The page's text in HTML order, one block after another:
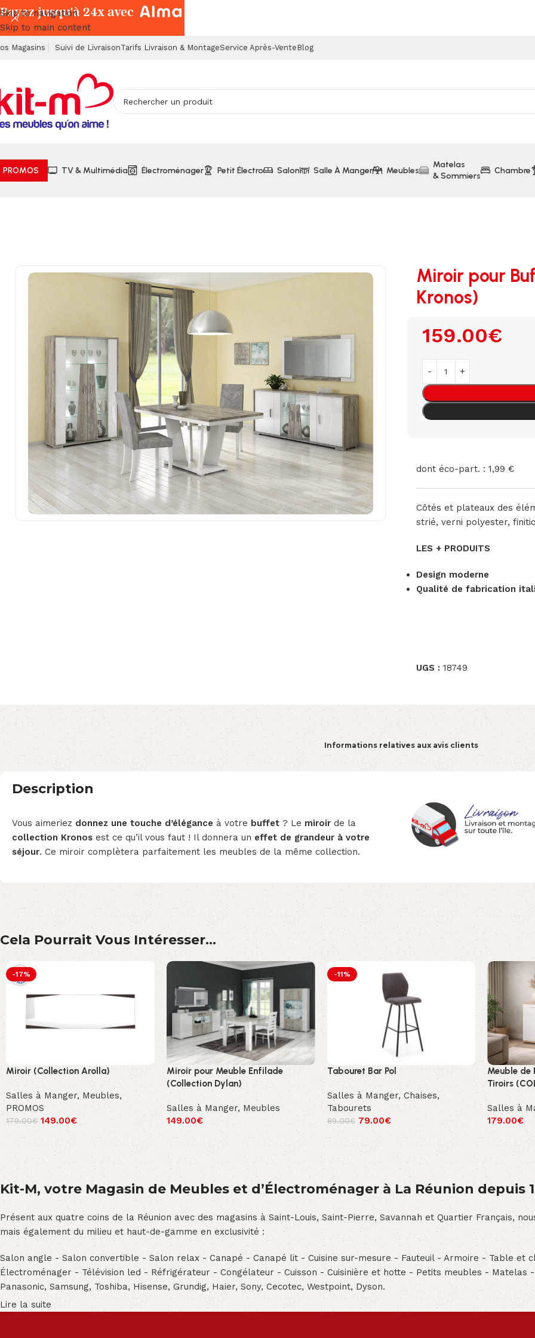
Skip to navigation
Skip to main content
Magasins Suivi de LivraisonTarifs Livraison & MontageService Après-Vente Blog
PROMOS TV & Multimédia Électroménager Petit Électro Salon Salle À Manger Meubles
Matelas
& Sommiers
Chambre
Miroir pour
Kronos)
159.00€
dont éco-part. : 1,99 €
Côtés et plateaux des
strié, verni polyester,
LES + PRODUITS
Design moderne
Qualité de fabrication
UGS : 18749
Informations relatives aux avis clients
Description
Vous aimeriez donnez une touche d’élégance à votre buffet ? Le miroir de la
collection Kronos est ce qu’il vous faut ! Il donnera un effet de grandeur à votre
séjour. Ce miroir complètera parfaitement les meubles de la même collection.
Cela Pourrait Vous Intéresser...
-17%
Miroir (Collection Arolla)
Salles à Manger, Meubles,
PROMOS
179.00€ 149.00€
Miroir pour Meuble Enfilade
(Collection Dylan)
Salles à Manger, Meubles
149.00€
-11%
Tabouret Bar Pol
Salles à Manger, Chaises,
Tabourets
89.00€ 79.00€
Meuble de
Tiroirs
Salles à
179.00€
Kit-M, votre Magasin de Meubles et d’Électroménager à La Réunion depuis
Présent aux quatre coins de la Réunion avec des magasins à Saint-Louis, Saint-Pierre, Savannah et Quartier Français,
mais également du milieu et haut-de-gamme en exclusivité :
Salon angle - Salon convertible - Salon relax - Canapé - Canapé lit - Cuisine sur-mesure - Fauteuil - Armoire - Table
Électroménager - Télévision led - Réfrigérateur - Congélateur - Cuisson - Cuisinière et hotte - Petits meubles - Matelas
Panasonic, Samsung, Toshiba, Hisense, Grundig, Haier, Sony, Cecotec, Westpoint, Dyson.
Lire la suite
Payez jusqu'à 24x avec